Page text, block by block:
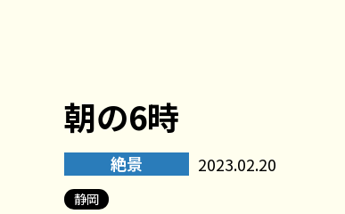
朝の6時
絶景 2023.02.20
静岡